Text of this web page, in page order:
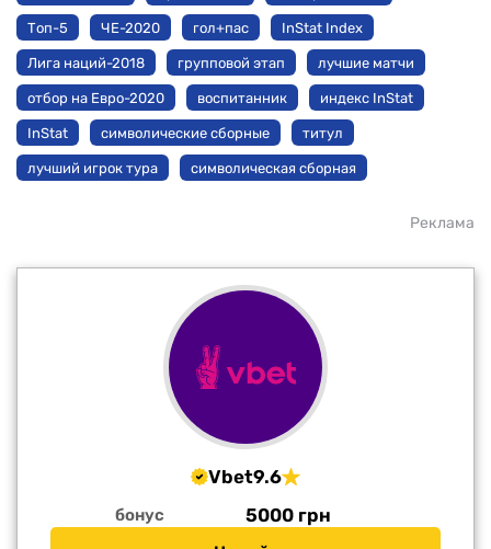
Топ-5 ЧЕ-2020 гол+пас InStat Index
Лига наций-2018 групповой этап лучшие матчи
отбор на Евро-2020 воспитанник индекс InStat
InStat символические сборные титул
лучший игрок тура символическая сборная
Реклама
Vbet9.6
бонус 5000 грн